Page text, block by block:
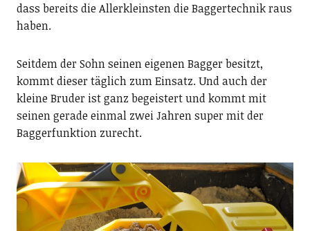
dass bereits die Allerkleinsten die Baggertechnik raus
haben.
Seitdem der Sohn seinen eigenen Bagger besitzt,
kommt dieser täglich zum Einsatz. Und auch der
kleine Bruder ist ganz begeistert und kommt mit
seinen gerade einmal zwei Jahren super mit der
Baggerfunktion zurecht.